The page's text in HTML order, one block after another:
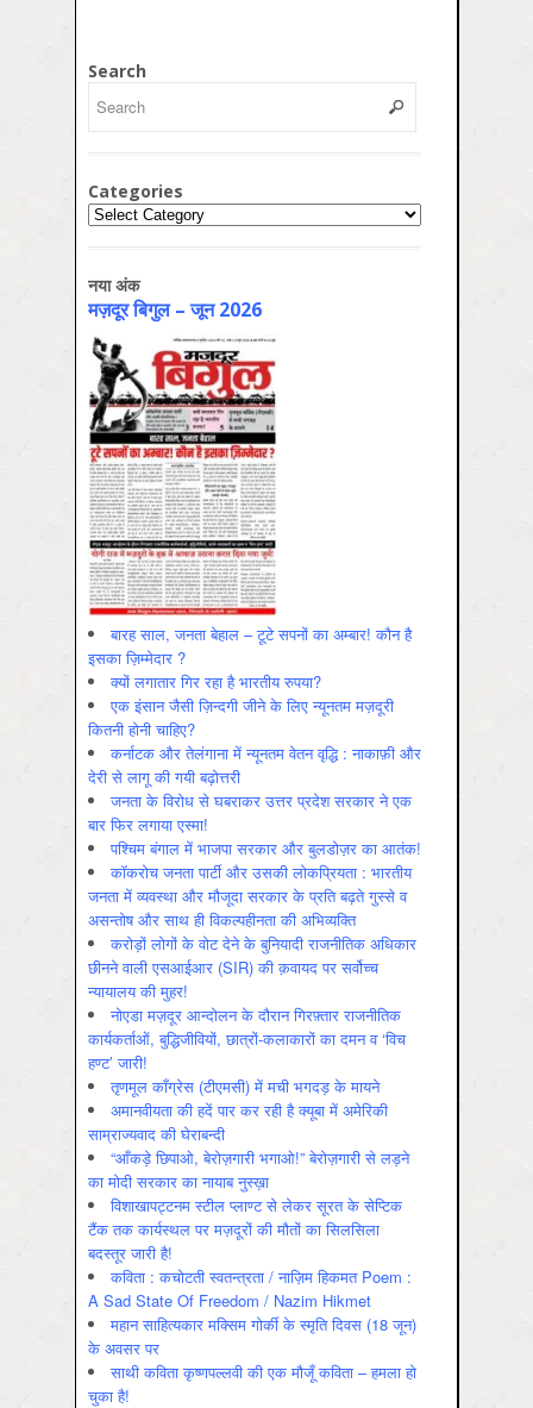
Search
Categories
Categories
नया अंक
मज़दूर बिगुल – जून 2026
बारह साल, जनता बेहाल – टूटे सपनों का अम्बार! कौन है
इसका ज़िम्मेदार ?
क्यों लगातार गिर रहा है भारतीय रुपया?
एक इंसान जैसी ज़िन्दगी जीने के लिए न्यूनतम मज़दूरी
कितनी होनी चाहिए?
कर्नाटक और तेलंगाना में न्यूनतम वेतन वृद्धि : नाकाफ़ी और
देरी से लागू की गयी बढ़ोत्तरी
जनता के विरोध से घबराकर उत्तर प्रदेश सरकार ने एक
बार फिर लगाया एस्मा!
पश्चिम बंगाल में भाजपा सरकार और बुलडोज़र का आतंक!
कॉकरोच जनता पार्टी और उसकी लोकप्रियता : भारतीय
जनता में व्‍यवस्‍था और मौजूदा सरकार के प्रति बढ़ते गुस्‍से व
असन्‍तोष और साथ ही विकल्‍पहीनता की अभिव्‍यक्ति
करोड़ों लोगों के वोट देने के बुनियादी राजनीतिक अधिकार
छीनने वाली एसआईआर (SIR) की क़वायद पर सर्वोच्च
न्यायालय की मुहर!
नोएडा मज़दूर आन्दोलन के दौरान गिरफ़्तार राजनीतिक
कार्यकर्ताओं, बुद्धिजीवियों, छात्रों-कलाकारों का दमन व ‘विच
हण्ट’ जारी!
तृणमूल काँग्रेस (टीएमसी) में मची भगदड़ के मायने
अमानवीयता की हदें पार कर रही है क्यूबा में अमेरिकी
साम्राज्यवाद की घेराबन्दी
“आँकड़े छिपाओ, बेरोज़गारी भगाओ!” बेरोज़गारी से लड़ने
का मोदी सरकार का नायाब नुस्ख़ा
विशाखापट्टनम स्टील प्लाण्ट से लेकर सूरत के सेप्टिक
टैंक तक कार्यस्थल पर मज़दूरों की मौतों का सिलसिला
बदस्तूर जारी है!
कविता : कचोटती स्वतन्त्रता / नाज़िम हिकमत Poem :
A Sad State Of Freedom / Nazim Hikmet
महान साहित्यकार मक्सिम गोर्की के स्मृति दिवस (18 जून)
के अवसर पर
साथी कविता कृष्णपल्लवी की एक मौजूँ कविता – हमला हो
चुका है!